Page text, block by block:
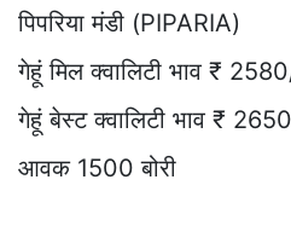
पिपरिया मंडी (PIPARIA)
गेहूं मिल क्वालिटी भाव ₹
गेहूं बेस्ट क्वालिटी भाव ₹ 2650
आवक 1500 बोरी